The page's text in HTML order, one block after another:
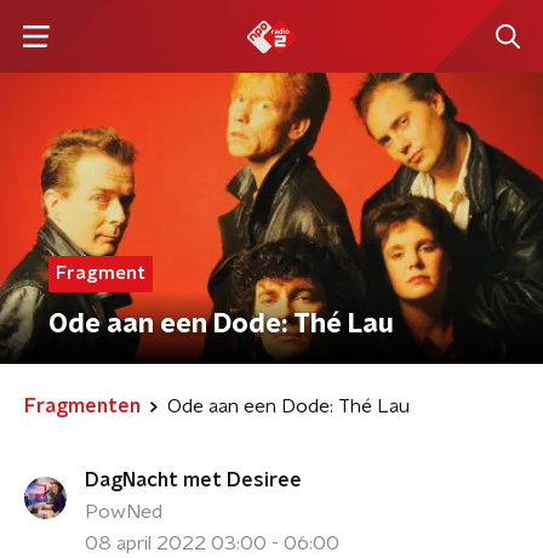
Fragment
Ode aan een Dode: Thé Lau
Fragmenten Ode aan een Dode: Thé Lau
DagNacht met Desiree
PowNed
08 april 2022 03:00 - 06:00